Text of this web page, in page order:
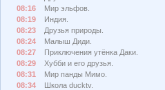
08:16
Мир эльфов.
08:19
Индия.
08:23
Друзья природы.
08:24
Малыш Диди.
08:27
Приключения утёнка Даки.
08:29
Хубби и его друзья.
08:31
Мир панды Мимо.
08:34
Школа ducktv.